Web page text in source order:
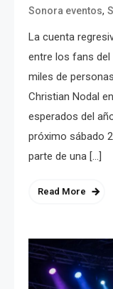
Sonora eventos,
La cuenta
entre los fans del
miles de
Christian Nodal
esperados del
próximo sábado
parte de una […]
Read More